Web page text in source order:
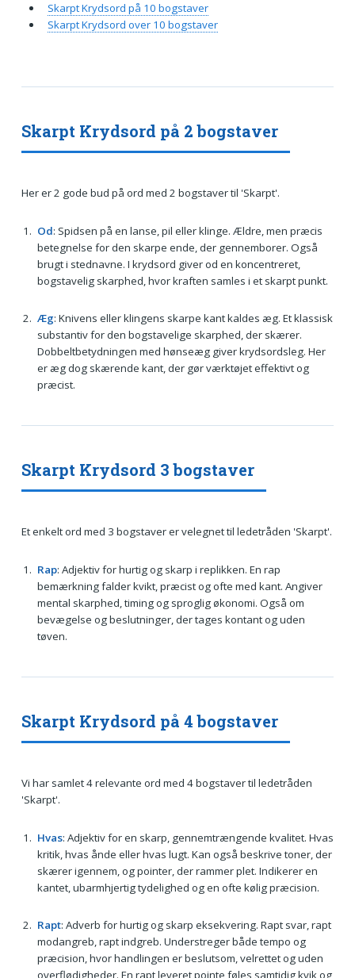
Skarpt Krydsord på 2 bogstaver
Her er 2 gode bud på ord med 2 bogstaver til 'Skarpt'.
Od: Spidsen på en lanse, pil eller klinge. Ældre, men præcis
betegnelse for den skarpe ende, der gennemborer. Også
brugt i stednavne. I krydsord giver od en koncentreret,
bogstavelig skarphed, hvor kraften samles i et skarpt punkt.
Æg: Knivens eller klingens skarpe kant kaldes æg. Et klassisk
substantiv for den bogstavelige skarphed, der skærer.
Dobbeltbetydningen med hønseæg giver krydsordsleg. Her
er æg dog skærende kant, der gør værktøjet effektivt og
præcist.
Skarpt Krydsord 3 bogstaver
Et enkelt ord med 3 bogstaver er velegnet til ledetråden 'Skarpt'.
Rap: Adjektiv for hurtig og skarp i replikken. En rap
bemærkning falder kvikt, præcist og ofte med kant. Angiver
mental skarphed, timing og sproglig økonomi. Også om
bevægelse og beslutninger, der tages kontant og uden
tøven.
Skarpt Krydsord på 4 bogstaver
Vi har samlet 4 relevante ord med 4 bogstaver til ledetråden
'Skarpt'.
Hvas: Adjektiv for en skarp, gennemtrængende kvalitet. Hvas
kritik, hvas ånde eller hvas lugt. Kan også beskrive toner, der
skærer igennem, og pointer, der rammer plet. Indikerer en
kantet, ubarmhjertig tydelighed og en ofte kølig præcision.
Rapt: Adverb for hurtig og skarp eksekvering. Rapt svar, rapt
modangreb, rapt indgreb. Understreger både tempo og
præcision, hvor handlingen er beslutsom, velrettet og uden
overflødigheder. En rapt leveret pointe føles samtidig kvik og
Skarpt Krydsord på 10 bogstaver
Skarpt Krydsord over 10 bogstaver